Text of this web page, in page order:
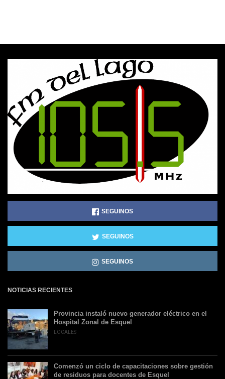
SEGUINOS
SEGUINOS
SEGUINOS
NOTICIAS RECIENTES
Provincia instaló nuevo generador eléctrico en el
Hospital Zonal de Esquel
LOCALES
Comenzó un ciclo de capacitaciones sobre gestión
de residuos para docentes de Esquel